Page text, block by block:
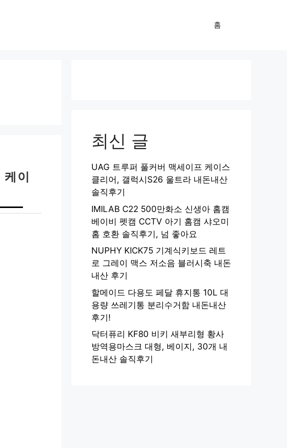
홈
이
최신 글
UAG 트루퍼 풀커버 맥세이프 케이스
클리어, 갤럭시S26 울트라 내돈내산
솔직후기
IMILAB C22 500만화소 신생아 홈캠
베이비 펫캠 CCTV 아기 홈캠 샤오미
홈 호환 솔직후기, 넘 좋아요
NUPHY KICK75 기계식키보드 레트
로 그레이 맥스 저소음 블러시축 내돈
내산 후기
할메이드 다용도 페달 휴지통 10L 대
용량 쓰레기통 분리수거함 내돈내산
후기!
닥터퓨리 KF80 비키 새부리형 황사
방역용마스크 대형, 베이지, 30개 내
돈내산 솔직후기